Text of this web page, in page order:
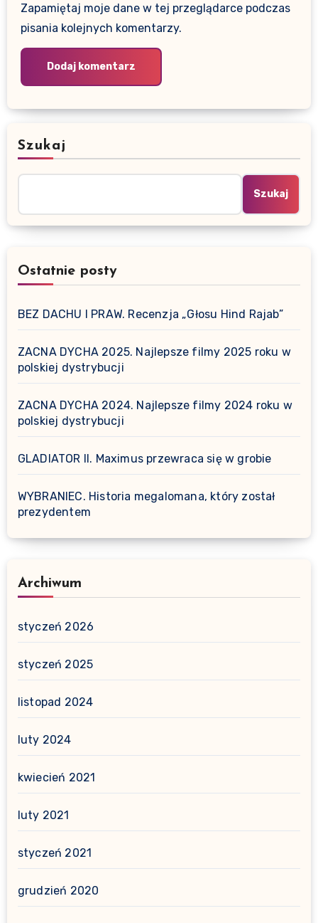
Zapamiętaj moje dane w tej przeglądarce podczas
pisania kolejnych komentarzy.
Szukaj
Szukaj
Ostatnie posty
BEZ DACHU I PRAW. Recenzja „Głosu Hind Rajab”
ZACNA DYCHA 2025. Najlepsze filmy 2025 roku w
polskiej dystrybucji
ZACNA DYCHA 2024. Najlepsze filmy 2024 roku w
polskiej dystrybucji
GLADIATOR II. Maximus przewraca się w grobie
WYBRANIEC. Historia megalomana, który został
prezydentem
Archiwum
styczeń 2026
styczeń 2025
listopad 2024
luty 2024
kwiecień 2021
luty 2021
styczeń 2021
grudzień 2020